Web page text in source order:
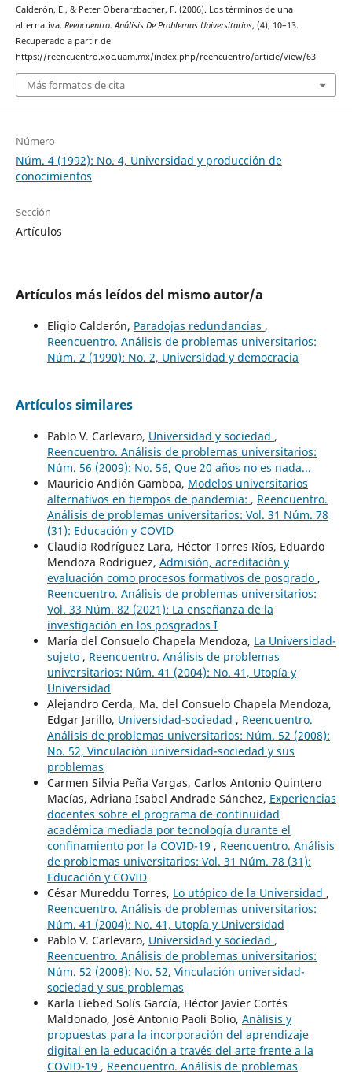
Calderón, E., & Peter Oberarzbacher, F. (2006). Los términos de una
alternativa. Reencuentro. Análisis De Problemas Universitarios, (4), 10–13.
Recuperado a partir de
https://reencuentro.xoc.uam.mx/index.php/reencuentro/article/view/63
Más formatos de cita
Número
Núm. 4 (1992): No. 4, Universidad y producción de
conocimientos
Sección
Artículos
Artículos más leídos del mismo autor/a
Eligio Calderón, Paradojas redundancias ,
Reencuentro. Análisis de problemas universitarios:
Núm. 2 (1990): No. 2, Universidad y democracia
Artículos similares
Pablo V. Carlevaro, Universidad y sociedad ,
Reencuentro. Análisis de problemas universitarios:
Núm. 56 (2009): No. 56, Que 20 años no es nada...
Mauricio Andión Gamboa, Modelos universitarios
alternativos en tiempos de pandemia: , Reencuentro.
Análisis de problemas universitarios: Vol. 31 Núm. 78
(31): Educación y COVID
Claudia Rodríguez Lara, Héctor Torres Ríos, Eduardo
Mendoza Rodríguez, Admisión, acreditación y
evaluación como procesos formativos de posgrado ,
Reencuentro. Análisis de problemas universitarios:
Vol. 33 Núm. 82 (2021): La enseñanza de la
investigación en los posgrados I
María del Consuelo Chapela Mendoza, La Universidad-
sujeto , Reencuentro. Análisis de problemas
universitarios: Núm. 41 (2004): No. 41, Utopía y
Universidad
Alejandro Cerda, Ma. del Consuelo Chapela Mendoza,
Edgar Jarillo, Universidad-sociedad , Reencuentro.
Análisis de problemas universitarios: Núm. 52 (2008):
No. 52, Vinculación universidad-sociedad y sus
problemas
Carmen Silvia Peña Vargas, Carlos Antonio Quintero
Macías, Adriana Isabel Andrade Sánchez, Experiencias
docentes sobre el programa de continuidad
académica mediada por tecnología durante el
confinamiento por la COVID-19 , Reencuentro. Análisis
de problemas universitarios: Vol. 31 Núm. 78 (31):
Educación y COVID
César Mureddu Torres, Lo utópico de la Universidad ,
Reencuentro. Análisis de problemas universitarios:
Núm. 41 (2004): No. 41, Utopía y Universidad
Pablo V. Carlevaro, Universidad y sociedad ,
Reencuentro. Análisis de problemas universitarios:
Núm. 52 (2008): No. 52, Vinculación universidad-
sociedad y sus problemas
Karla Liebed Solís García, Héctor Javier Cortés
Maldonado, José Antonio Paoli Bolio, Análisis y
propuestas para la incorporación del aprendizaje
digital en la educación a través del arte frente a la
COVID-19 , Reencuentro. Análisis de problemas